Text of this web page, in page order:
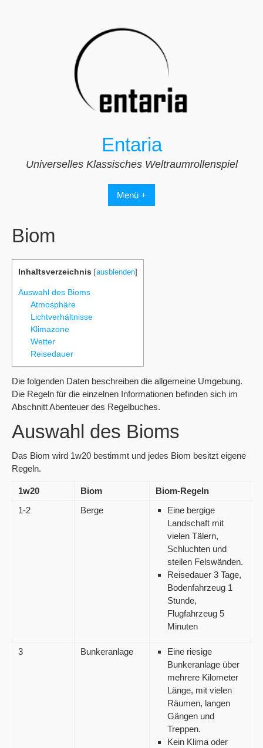
Entaria
Universelles Klassisches Weltraumrollenspiel
Menü +
Biom
Inhaltsverzeichnis [ausblenden]
Auswahl des Bioms
Atmosphäre
Lichtverhältnisse
Klimazone
Wetter
Reisedauer
Die folgenden Daten beschreiben die allgemeine Umgebung.
Die Regeln für die einzelnen Informationen befinden sich im
Abschnitt Abenteuer des Regelbuches.
Auswahl des Bioms
Das Biom wird 1w20 bestimmt und jedes Biom besitzt eigene
Regeln.
1w20 Biom
Biom-Regeln
1-2
Berge
Eine bergige
Landschaft mit
vielen Tälern,
Schluchten und
steilen Felswänden.
Reisedauer 3 Tage,
Bodenfahrzeug 1
Stunde,
Flugfahrzeug 5
Minuten
3 Bunkeranlage
Eine riesige
Bunkeranlage über
mehrere Kilometer
Länge, mit vielen
Räumen, langen
Gängen und
Treppen.
Kein Klima oder